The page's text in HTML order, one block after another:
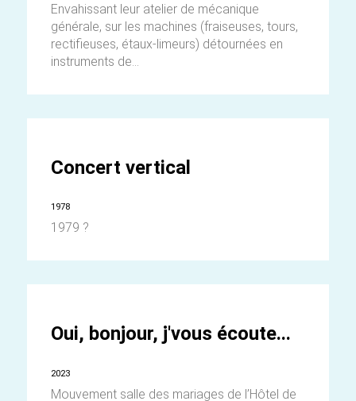
Envahissant leur atelier de mécanique
générale, sur les machines (fraiseuses, tours,
rectifieuses, étaux-limeurs) détournées en
instruments de...
Concert vertical
1978
1979 ?
Oui, bonjour, j'vous écoute...
2023
Mouvement salle des mariages de l’Hôtel de